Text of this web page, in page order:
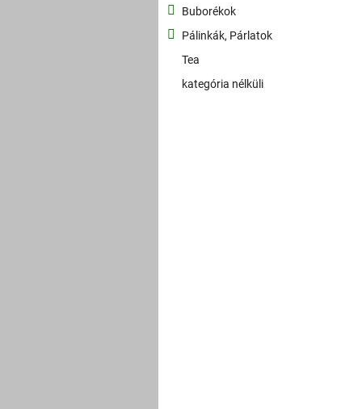
Buborékok
Pálinkák, Párlatok
Tea
kategória nélküli